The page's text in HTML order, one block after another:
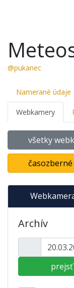
@pukanec
Namerané údaje
Webkamery
všetky
Archív
prejsť